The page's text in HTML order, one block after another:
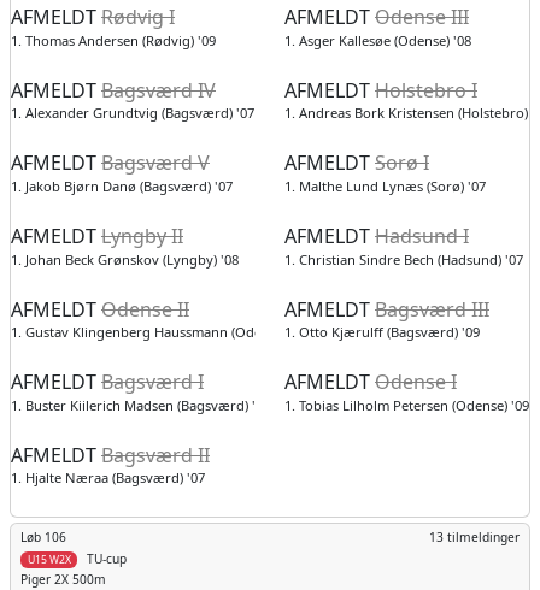
AFMELDTRødvig I
1. Thomas Andersen (Rødvig) '09
AFMELDTOdense III
1. Asger Kallesøe (Odense) '08
AFMELDTBagsværd IV
1. Alexander Grundtvig (Bagsværd) '07
AFMELDTHolstebro I
1. Andreas Bork Kristensen (Holstebro)
AFMELDTBagsværd V
1. Jakob Bjørn Danø (Bagsværd) '07
AFMELDTSorø I
1. Malthe Lund Lynæs (Sorø) '07
AFMELDTLyngby II
1. Johan Beck Grønskov (Lyngby) '08
AFMELDTHadsund I
1. Christian Sindre Bech (Hadsund) '07
AFMELDTOdense II
1. Gustav Klingenberg Haussmann (Odense) '07
AFMELDTBagsværd III
1. Otto Kjærulff (Bagsværd) '09
AFMELDTBagsværd I
1. Buster Kiilerich Madsen (Bagsværd) '07
AFMELDTOdense I
1. Tobias Lilholm Petersen (Odense) '09
AFMELDTBagsværd II
1. Hjalte Næraa (Bagsværd) '07
Løb 106
TU-cup
13 tilmeldinger
U15 W2X
Piger 2X 500m